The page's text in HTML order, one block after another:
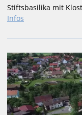
Stiftsbasilika mit
Infos